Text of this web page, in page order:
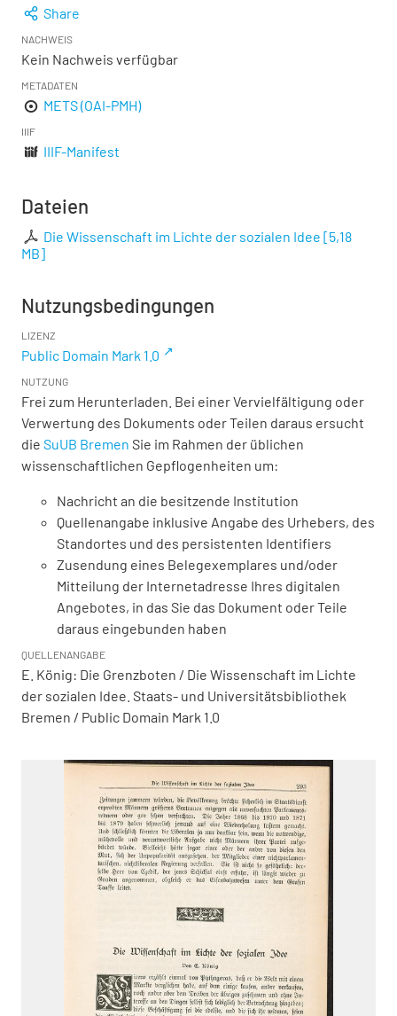
Share
NACHWEIS
Kein Nachweis verfügbar
METADATEN
METS (OAI-PMH)
IIIF
IIIF-Manifest
Dateien
Die Wissenschaft im Lichte der sozialen Idee [5,18
MB]
Nutzungsbedingungen
LIZENZ
Public Domain Mark 1.0
NUTZUNG
Frei zum Herunterladen. Bei einer Vervielfältigung oder
Verwertung des Dokuments oder Teilen daraus ersucht
die SuUB Bremen Sie im Rahmen der üblichen
wissenschaftlichen Gepflogenheiten um:
Nachricht an die besitzende Institution
Quellenangabe inklusive Angabe des Urhebers, des
Standortes und des persistenten Identifiers
Zusendung eines Belegexemplares und/oder
Mitteilung der Internetadresse Ihres digitalen
Angebotes, in das Sie das Dokument oder Teile
daraus eingebunden haben
QUELLENANGABE
E. König: Die Grenzboten / Die Wissenschaft im Lichte
der sozialen Idee. Staats- und Universitätsbibliothek
Bremen / Public Domain Mark 1.0